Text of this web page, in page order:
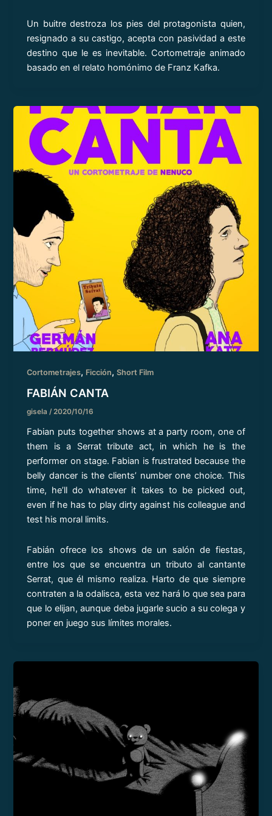
Un buitre destroza los pies del protagonista quien,
resignado a su castigo, acepta con pasividad a este
destino que le es inevitable. Cortometraje animado
basado en el relato homónimo de Franz Kafka.
Cortometrajes, Ficción,Short Film
FABIÁN CANTA
gisela/2020/10/16
Fabian puts together shows at a party room, one of
them is a Serrat tribute act, in which he is the
performer on stage. Fabian is frustrated because the
belly dancer is the clients’ number one choice. This
time, he’ll do whatever it takes to be picked out,
even if he has to play dirty against his colleague and
test his moral limits.
Fabián ofrece los shows de un salón de fiestas,
entre los que se encuentra un tributo al cantante
Serrat, que él mismo realiza. Harto de que siempre
contraten a la odalisca, esta vez hará lo que sea para
que lo elijan, aunque deba jugarle sucio a su colega y
poner en juego sus límites morales.